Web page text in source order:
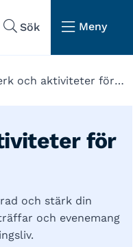
Sök
Meny
Nätverk och aktiviteter för näringslivet
för
och stärk din
och evenemang